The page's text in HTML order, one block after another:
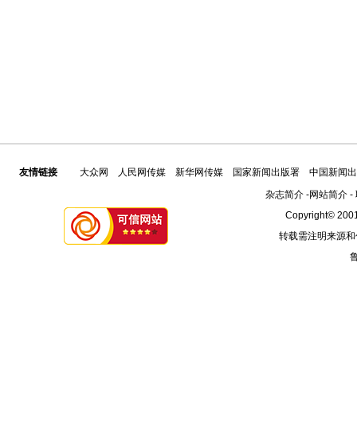
友情链接 大众网 人民网传媒 新华网传媒 国家新闻出版署
中国新闻
杂志简介-网站简介-
Copyright©
转载需注明来源